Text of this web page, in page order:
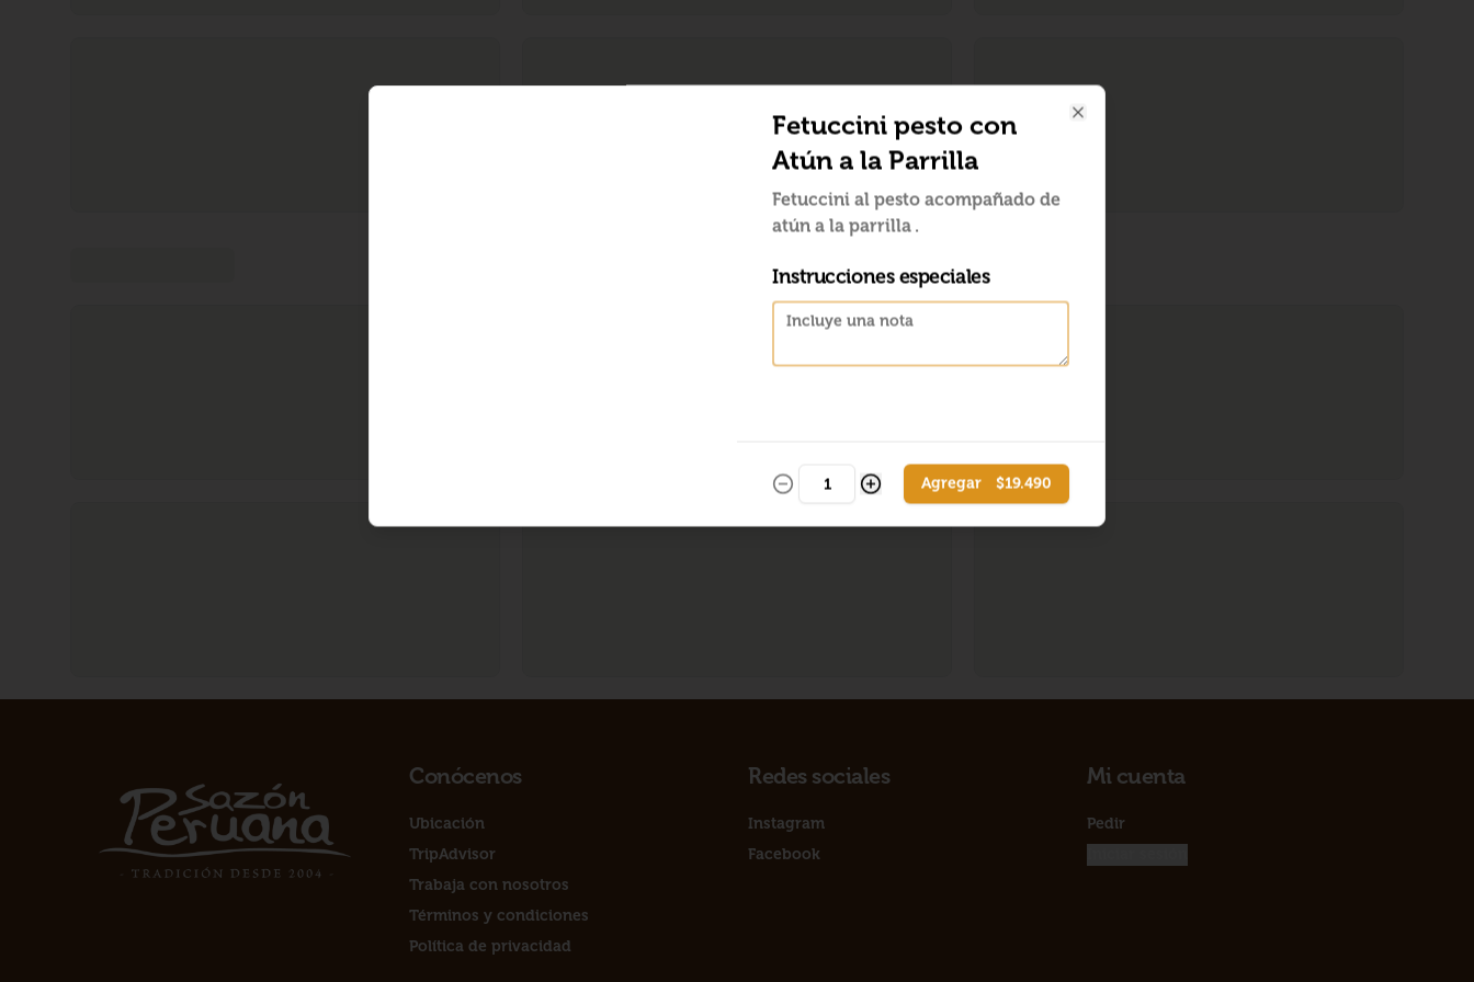
Conócenos
Ubicación
TripAdvisor
Trabaja con nosotros
Términos y condiciones
Política de privacidad
Redes sociales
Instagram
Facebook
Mi cuenta
Pedir
Fetuccini pesto con
Atún a la Parrilla
Fetuccini al pesto acompañado de
atún a la parrilla .
Instrucciones especiales
Agregar $19.490